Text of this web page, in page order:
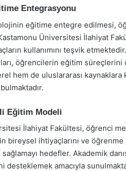
Entegrasyonu
eğitime entegre edilmesi,
Üniversitesi İlahiyat
kullanımını teşvik
öğrencilerin eğitim
hem de uluslararası kaynaklara
Eğitim Modeli
İlahiyat Fakültesi, öğrenci
bireysel ihtiyaçlarını ve
sağlamayı hedefler. Akademik
desteklemek amacıyla